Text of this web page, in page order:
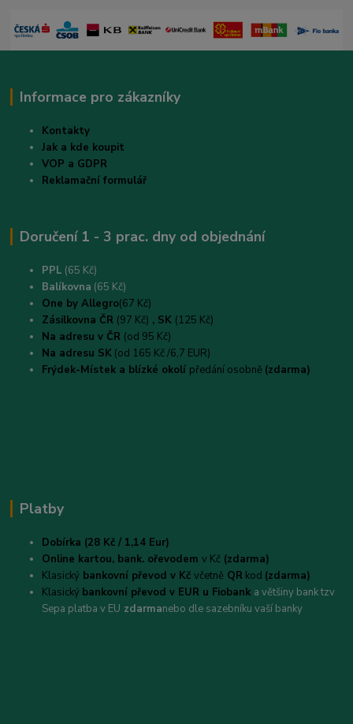
Informace pro zákazníky
Kontakty
Jak a kde koupit
VOP a GDPR
Reklamační formulář
Doručení 1 - 3 prac. dny od objednání
PPL (65 Kč)
Balíkovna (65 Kč)
One by Allegro(67 Kč)
Zásilkovna ČR (97 Kč) , SK (125 Kč)
Na adresu v ČR (od 95 Kč)
Na adresu SK (od 165 Kč /6,7 EUR)
Frýdek-Místek a blízké okolí předání osobně (zdarma)
Platby
Dobírka (28 Kč / 1,14 Eur)
Online kartou, bank. ořevodemv Kč (zdarma)
Klasický bankovní převod v Kčvčetně QR kod (zdarma)
Klasický bankovní převod v EUR u Fiobank a většiny bank tzv
Sepa platba v EU zdarmanebo dle sazebníku vaší banky